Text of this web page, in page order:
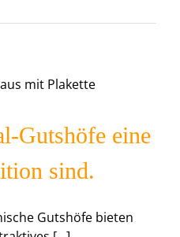
Gutshöfe eine
sind.
Gutshöfe bieten